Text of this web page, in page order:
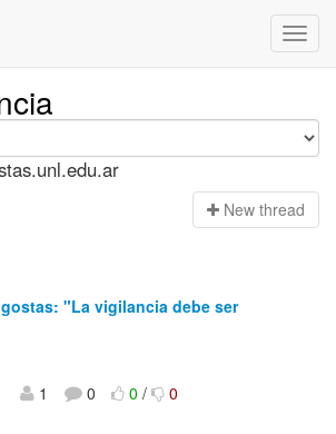
New thread
"La vigilancia debe ser
1 0 0/ 0